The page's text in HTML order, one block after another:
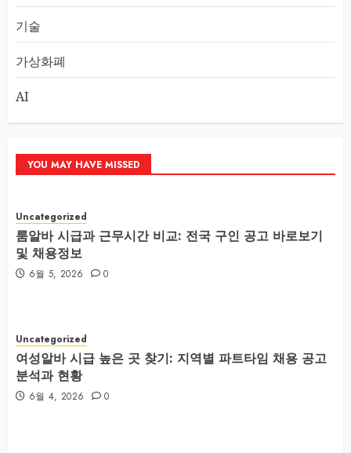
기술
가상화폐
AI
YOU MAY HAVE MISSED
Uncategorized
룸알바 시급과 근무시간 비교: 전국 구인 공고 바로보기
및 채용정보
6월 5, 2026 0
Uncategorized
여성알바 시급 높은 곳 찾기: 지역별 파트타임 채용 공고
분석과 현황
6월 4, 2026 0